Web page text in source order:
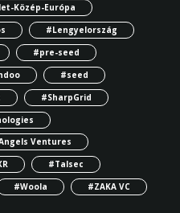
Közép-Európa
#Lengyelország
#pre-seed
#seed
#SharpGrid
Ventures
#Talsec
#Woola #ZAKA VC